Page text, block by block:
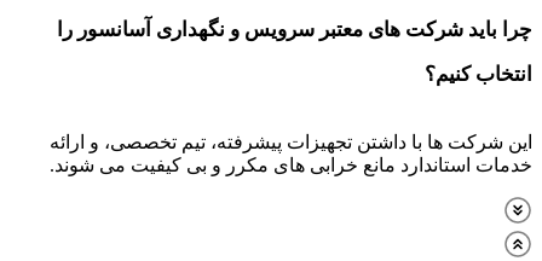
چرا باید شرکت های معتبر سرویس و نگهداری آسانسور را
انتخاب کنیم؟
این شرکت ها با داشتن تجهیزات پیشرفته، تیم تخصصی، و ارائه
خدمات استاندارد مانع خرابی های مکرر و بی کیفیت می شوند.